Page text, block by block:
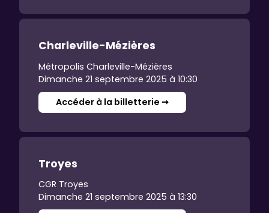
Charleville-Mézières
Métropolis Charleville-Mézières
Dimanche 21 septembre 2025 à 10:30
Accéder à la billetterie ➞
Troyes
CGR Troyes
Dimanche 21 septembre 2025 à 13:30